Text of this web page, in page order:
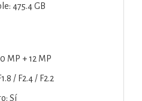
475.4 GB
MP + 12 MP
/ F2.4 / F2.2
Sí